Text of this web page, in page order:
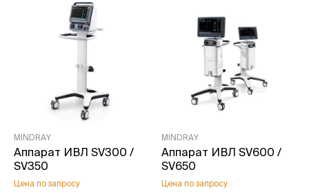
MINDRAY
Аппарат ИВЛ SV300 /
SV350
Цена по запросу
MINDRAY
Аппарат ИВЛ SV600 /
SV650
Цена по запросу